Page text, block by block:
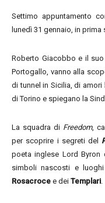
Settimo appuntamento
lunedì 31 gennaio, in prima
Roberto Giacobbo e il suo
Portogallo, vanno alla
di tunnel in Sicilia, di amori
di Torino e spiegano la
La squadra di Freedom,
per scoprire i segreti del
poeta inglese Lord Byron
simboli nascosti e
Rosacroce e dei Templari.